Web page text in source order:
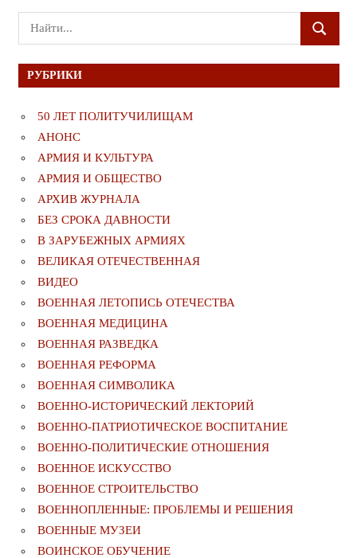
Поиск
для:
ПОИСК
РУБРИКИ
50 ЛЕТ ПОЛИТУЧИЛИЩАМ
АНОНС
АРМИЯ И КУЛЬТУРА
АРМИЯ И ОБЩЕСТВО
АРХИВ ЖУРНАЛА
БЕЗ СРОКА ДАВНОСТИ
В ЗАРУБЕЖНЫХ АРМИЯХ
ВЕЛИКАЯ ОТЕЧЕСТВЕННАЯ
ВИДЕО
ВОЕННАЯ ЛЕТОПИСЬ ОТЕЧЕСТВА
ВОЕННАЯ МЕДИЦИНА
ВОЕННАЯ РАЗВЕДКА
ВОЕННАЯ РЕФОРМА
ВОЕННАЯ СИМВОЛИКА
ВОЕННО-ИСТОРИЧЕСКИЙ ЛЕКТОРИЙ
ВОЕННО-ПАТРИОТИЧЕСКОЕ ВОСПИТАНИЕ
ВОЕННО-ПОЛИТИЧЕСКИE ОТНОШЕНИЯ
ВОЕННОЕ ИСКУССТВО
ВОЕННОЕ СТРОИТЕЛЬСТВО
ВОЕННОПЛЕННЫЕ: ПРОБЛЕМЫ И РЕШЕНИЯ
ВОЕННЫЕ МУЗЕИ
ВОИНСКОЕ ОБУЧЕНИЕ